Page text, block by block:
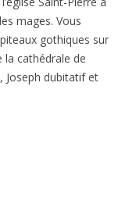
mages. Vous
gothiques sur
la cathédrale de
Joseph dubitatif et